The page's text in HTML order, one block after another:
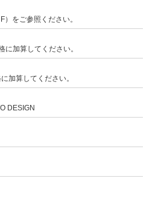
をご参照ください。
加算してください。
算してください。
DESIGN